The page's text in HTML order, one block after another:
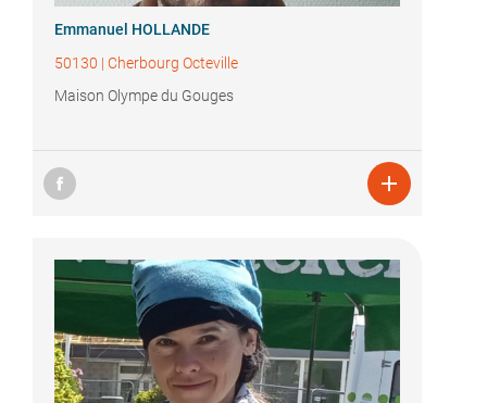
Emmanuel HOLLANDE
50130 | Cherbourg Octeville
Maison Olympe du Gouges
